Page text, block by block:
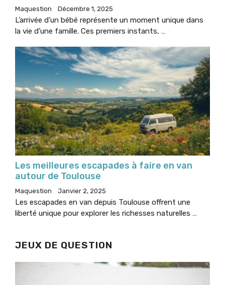
Maquestion Décembre 1, 2025
L’arrivée d’un bébé représente un moment unique dans
la vie d’une famille. Ces premiers instants, …
Les meilleures escapades à faire en van
autour de Toulouse
Maquestion Janvier 2, 2025
Les escapades en van depuis Toulouse offrent une
liberté unique pour explorer les richesses naturelles …
JEUX DE QUESTION